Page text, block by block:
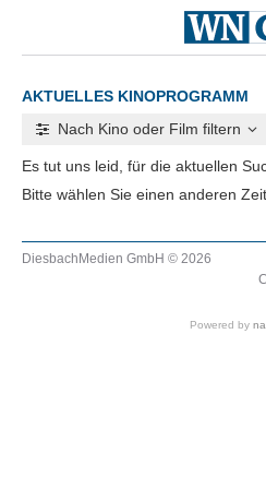
AKTUELLES KINOPROGRAMM
Nach Kino oder Film filtern
Es tut uns leid, für die aktuellen
Bitte wählen Sie einen anderen
DiesbachMedien GmbH © 2026
Powered by